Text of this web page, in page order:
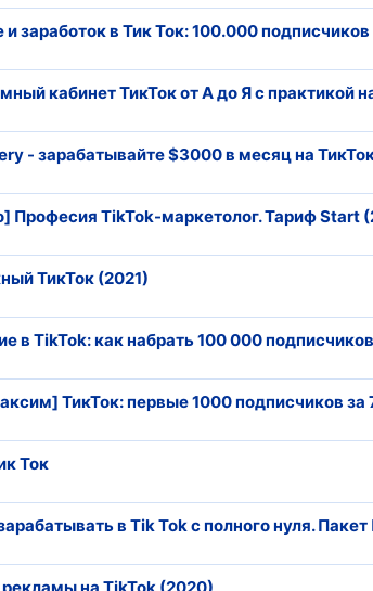
заработок в Тик Ток: 100.000
кабинет ТикТок от А до Я с практикой
- зарабатывайте $3000 в месяц на
Професия TikTok-маркетолог. Тариф Start
ТикТок (2021)
в TikTok: как набрать 100 000
ТикТок: первые 1000 подписчиков за
Ток
в Tik Tok с полного нуля.